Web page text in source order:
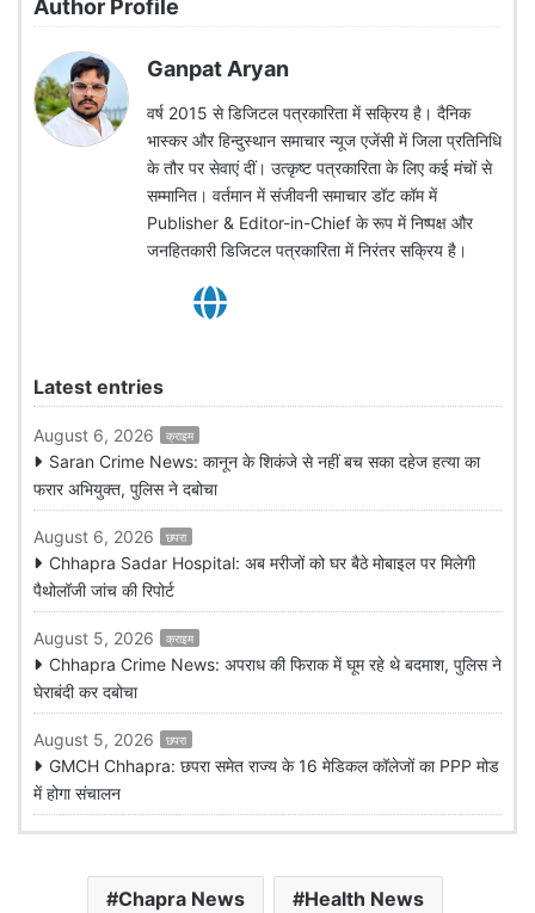
Author Profile
Ganpat Aryan
वर्ष 2015 से डिजिटल पत्रकारिता में सक्रिय है। दैनिक
भास्कर और हिन्दुस्थान समाचार न्यूज एजेंसी में जिला प्रतिनिधि
के तौर पर सेवाएं दीं। उत्कृष्ट पत्रकारिता के लिए कई मंचों से
सम्मानित। वर्तमान में संजीवनी समाचार डॉट कॉम में
Publisher & Editor-in-Chief के रूप में निष्पक्ष और
जनहितकारी डिजिटल पत्रकारिता में निरंतर सक्रिय है।
Latest entries
August 6, 2026 क्राइम
Saran Crime News: कानून के शिकंजे से नहीं बच सका दहेज हत्या का
फरार अभियुक्त, पुलिस ने दबोचा
August 6, 2026 छपरा
Chhapra Sadar Hospital: अब मरीजों को घर बैठे मोबाइल पर मिलेगी
पैथोलॉजी जांच की रिपोर्ट
August 5, 2026 क्राइम
Chhapra Crime News: अपराध की फिराक में घूम रहे थे बदमाश, पुलिस ने
घेराबंदी कर दबोचा
August 5, 2026 छपरा
GMCH Chhapra: छपरा समेत राज्य के 16 मेडिकल कॉलेजों का PPP मोड
में होगा संचालन
Chapra News Health News